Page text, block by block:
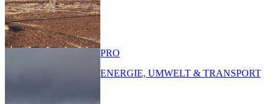
PRO
ENERGIE, UMWELT & TRANSPORT